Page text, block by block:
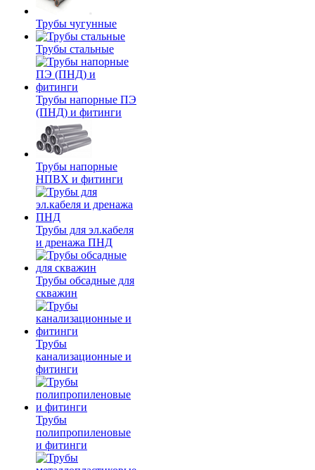
Трубы чугунные
Трубы стальные
Трубы напорные ПЭ
(ПНД) и фитинги
Трубы напорные
НПВХ и фитинги
Трубы для эл.кабеля
и дренажа ПНД
Трубы обсадные для
скважин
Трубы
канализационные и
фитинги
Трубы
полипропиленовые
и фитинги